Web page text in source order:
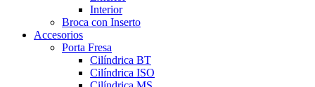
Interior
Broca con Inserto
Accesorios
Porta Fresa
Cilíndrica BT
Cilíndrica ISO